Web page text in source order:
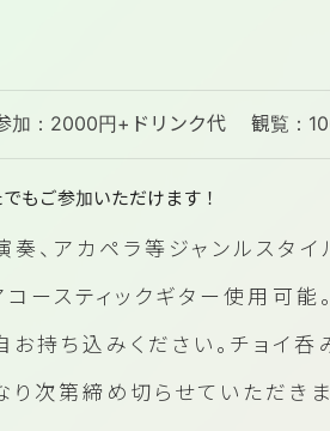
加：2000円+ドリンク代 観覧：
もご参加いただけます！
奏、アカペラ等ジャンルスタイ
ースティックギター使用可能
持ち込みください。チョイ呑
次第締め切らせていただきま